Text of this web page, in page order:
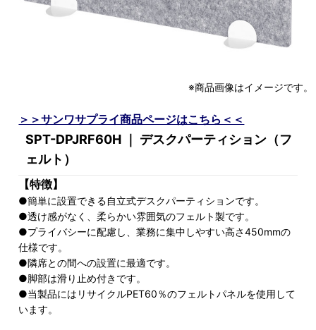
※商品画像はイメージです。
＞＞サンワサプライ商品ページはこちら＜＜
SPT-DPJRF60H ｜ デスクパーティション（フ
ェルト）
【特徴】
●簡単に設置できる自立式デスクパーティションです。
●透け感がなく、柔らかい雰囲気のフェルト製です。
●プライバシーに配慮し、業務に集中しやすい高さ450mmの
仕様です。
●隣席との間への設置に最適です。
●脚部は滑り止め付きです。
●当製品にはリサイクルPET60％のフェルトパネルを使用して
います。